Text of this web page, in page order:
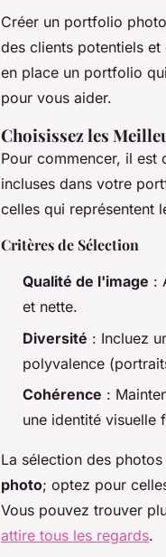
Créer un portfolio
des clients potentiels
en place un portfolio
pour vous aider.
Choisissez les
Pour commencer, il est
incluses dans votre
celles qui représentent
Critères de Sélection
Qualité de l'image :
et nette.
Diversité : Incluez
polyvalence
Cohérence :
une identité visuelle
La sélection des
photo; optez pour
Vous pouvez trouver
attire tous les regards.